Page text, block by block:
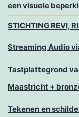
een visuele
STICHTING REVI,
Streaming Audio
Tastplattegrond
Maastricht +
Tekenen en